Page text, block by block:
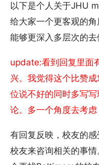
以下是个人关于JHU
给大家一个更客观的
能够更深入多层次的去
update:看到回复里面
兴。我觉得这个比赞
位说不好的同时多写
论。多一个角度去考虑
有回复反映，校友的
校友来咨询相关的事